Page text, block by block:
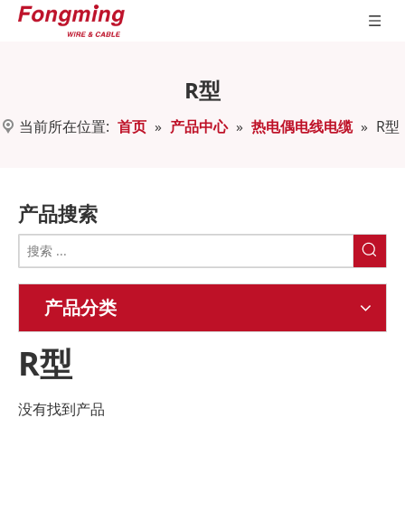
R型
当前所在位置: 首页 » 产品中心 » 热电偶电线电缆 » R型
产品搜索
产品分类
R型
没有找到产品